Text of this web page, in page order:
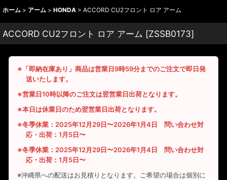
ホーム > アーム > HONDA > ACCORD CU2フロント ロア アーム
ACCORD CU2フロント ロア アーム [ZSSB0173]
※「即納在庫あり」商品は営業日9時59分までのご注文で即日発
送いたします。
※営業日10時以降のご注文は翌営業日出荷となります。
※本日は休業日のため翌営業日出荷となります。
※冬季休業：2025年12月29日〜2026年1月4日 問い合わせ対
応・出荷：1月5日〜
※冬季休業：2025年12月29日〜2026年1月4日 問い合わせ対
応・出荷：1月5日〜
※沖縄県への配送はお見積りとなります。ご希望の場合は個別に